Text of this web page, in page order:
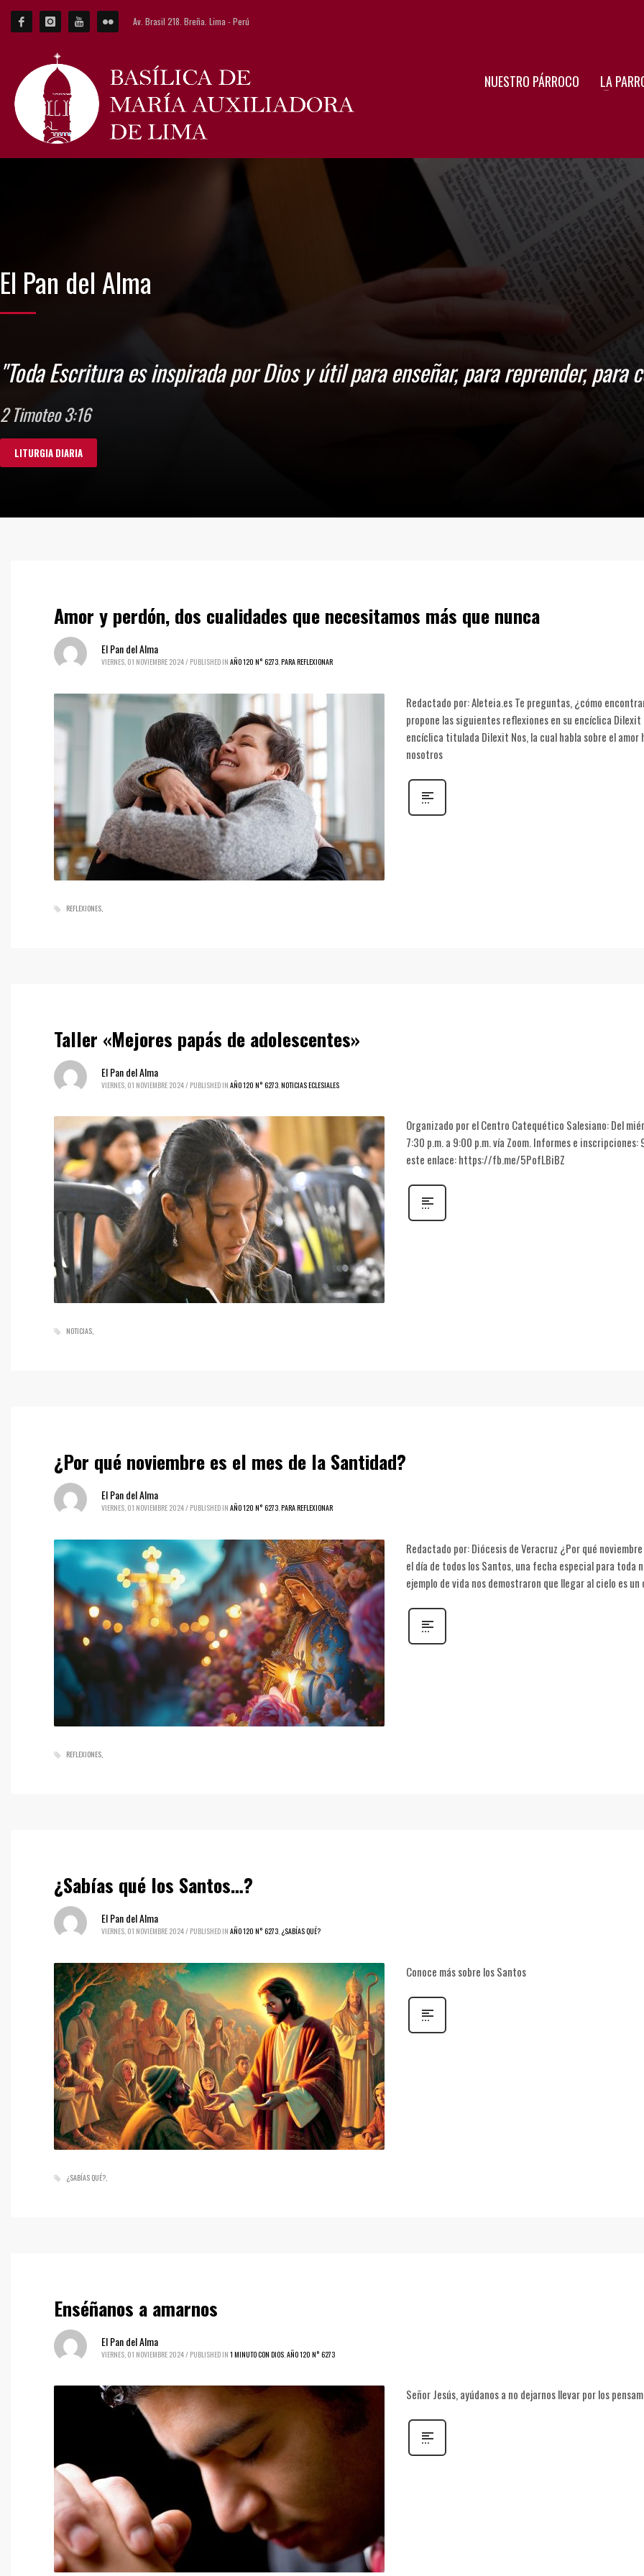
Av. Brasil 218. Breña. Lima - Perú
NUESTRO PÁRROCO LA
15:4
Amor y perdón, dos cualidades que necesitamos más que nunca
El Pan del Alma
VIERNES, 01 NOVIEMBRE 2024/ PUBLISHED IN AÑO 120 N° 6273,PARA REFLEXIONAR
Redactado por: Aleteia.es Te preguntas, ¿cómo
propone las siguientes reflexiones en su encíclica
encíclica titulada Dilexit Nos, la cual habla sobre el
nosotros
REFLEXIONES
Taller «Mejores papás de adolescentes»
El Pan del Alma
VIERNES, 01 NOVIEMBRE 2024/ PUBLISHED IN AÑO 120 N° 6273 NOTICIAS ECLESIALES
Organizado por el Centro Catequético Salesiano: Del
7:30 p.m. a 9:00 p.m. vía Zoom. Informes e
este enlace: https://fb.me/5PofLBiBZ
NOTICIAS
¿Por qué noviembre es el mes de la Santidad?
El Pan del Alma
VIERNES, 01 NOVIEMBRE 2024/ PUBLISHED IN AÑO 120 N° 6273,PARA REFLEXIONAR
Redactado por: Diócesis de Veracruz ¿Por qué
el día de todos los Santos, una fecha especial para toda
ejemplo de vida nos demostraron que llegar al cielo es
REFLEXIONES
¿Sabías qué los Santos…?
El Pan del Alma
VIERNES, 01 NOVIEMBRE 2024/ PUBLISHED IN AÑO 120 N° 6273, ¿SABÍAS QUÉ?
Conoce más sobre los Santos
¿SABÍAS QUÉ?
Enséñanos a amarnos
El Pan del Alma
VIERNES, 01 NOVIEMBRE 2024/ PUBLISHED IN 1 MINUTO CON DIOS AÑO 120 N° 6273
Señor Jesús, ayúdanos a no dejarnos llevar por los